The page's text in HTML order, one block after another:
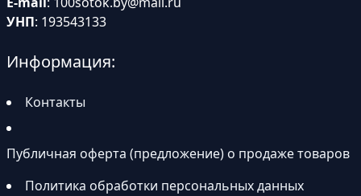
УНП: 193543133
Информация:
Контакты
Публичная оферта (предложение) о продаже товаров
Политика обработки персональных данных